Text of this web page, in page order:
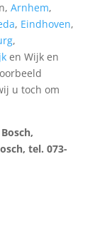
Arnhem,
, Eindhoven,
,
en Wijk en
u toch om
tel. 073-